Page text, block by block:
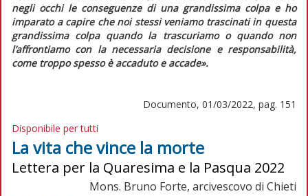
negli occhi le conseguenze di una grandissima colpa e ho
imparato a capire che noi stessi veniamo trascinati in questa
grandissima colpa quando la trascuriamo o quando non
l’affrontiamo con la necessaria decisione e responsabilità,
come troppo spesso è accaduto e accade».
Documento, 01/03/2022, pag. 151
Disponibile per tutti
La vita che vince la morte
Lettera per la Quaresima e la Pasqua 2022
Mons. Bruno Forte, arcivescovo di Chieti